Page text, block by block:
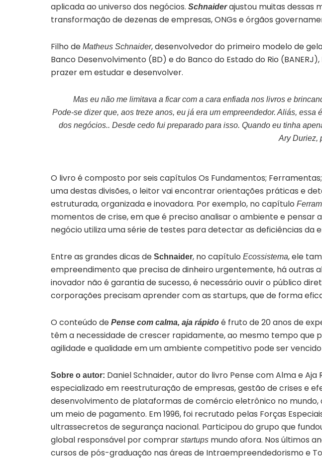
aplicada ao universo dos negócios. Schnaiderajustou muitas dessas
transformação de dezenas de empresas, ONGs e órgãos
Filho de Matheus Schnaider, desenvolvedor do primeiro modelo de
Banco Desenvolvimento (BD) e do Banco do Estado do Rio
prazer em estudar e desenvolver.
Mas eu não me limitava a ficar com a cara enfiada nos livros e
Pode-se dizer que, aos treze anos, eu já era um empreendedor. Aliás,
dos negócios.. Desde cedo fui preparado para isso. Quando eu tinha
Ary Duriez,
O livro é composto por seis capítulos Os Fundamentos;
uma destas divisões, o leitor vai encontrar orientações práticas e
estruturada, organizada e inovadora. Por exemplo, no capítulo
momentos de crise, em que é preciso analisar o ambiente e pensar
negócio utiliza uma série de testes para detectar as deficiências da
Entre as grandes dicas de Schnaider, no capítulo Ecossistema, ele
empreendimento que precisa de dinheiro urgentemente, há outras
inovador não é garantia de sucesso, é necessário ouvir o público
corporações precisam aprender com as startups, que de forma
O conteúdo de Pense com calma, aja rápido é fruto de 20 anos de
têm a necessidade de crescer rapidamente, ao mesmo tempo que
agilidade e qualidade em um ambiente competitivo pode ser
Sobre o autor: Daniel Schnaider, autor do livro Pense com Alma e
especializado em reestruturação de empresas, gestão de crises e
desenvolvimento de plataformas de comércio eletrônico no
um meio de pagamento. Em 1996, foi recrutado pelas Forças
ultrassecretos de segurança nacional. Participou do grupo que
global responsável por comprar startups mundo afora. Nos últimos
cursos de pós-graduação nas áreas de Intraempreende­dorismo e